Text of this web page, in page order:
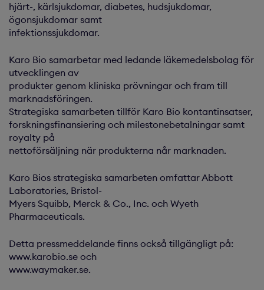
hjärt-, kärlsjukdomar, diabetes, hudsjukdomar,
ögonsjukdomar samt
infektionssjukdomar.
Karo Bio samarbetar med ledande läkemedelsbolag för
utvecklingen av
produkter genom kliniska prövningar och fram till
marknadsföringen.
Strategiska samarbeten tillför Karo Bio kontantinsatser,
forskningsfinansiering och milestonebetalningar samt
royalty på
nettoförsäljning när produkterna når marknaden.
Karo Bios strategiska samarbeten omfattar Abbott
Laboratories, Bristol-
Myers Squibb, Merck & Co., Inc. och Wyeth
Pharmaceuticals.
Detta pressmeddelande finns också tillgängligt på:
www.karobio.se och
www.waymaker.se.